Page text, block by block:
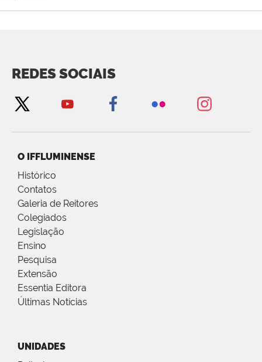
REDES SOCIAIS
O IFFLUMINENSE
Histórico
Contatos
Galeria de Reitores
Colegiados
Legislação
Ensino
Pesquisa
Extensão
Essentia Editora
Últimas Notícias
UNIDADES